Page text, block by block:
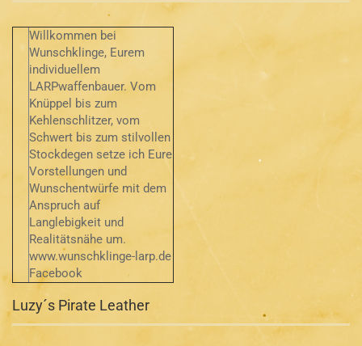
Willkommen bei
Wunschklinge, Eurem
individuellem
LARPwaffenbauer. Vom
Knüppel bis zum
Kehlenschlitzer, vom
Schwert bis zum stilvollen
Stockdegen setze ich Eure
Vorstellungen und
Wunschentwürfe mit dem
Anspruch auf
Langlebigkeit und
Realitätsnähe um.
www.wunschklinge-larp.de
Facebook
Luzy´s Pirate Leather